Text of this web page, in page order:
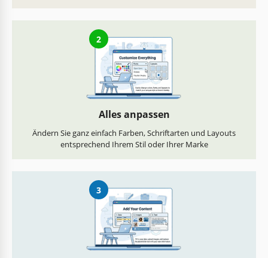
2
Alles anpassen
Ändern Sie ganz einfach Farben, Schriftarten und Layouts
entsprechend Ihrem Stil oder Ihrer Marke
3